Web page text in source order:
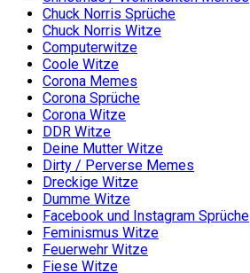
Chuck Norris Sprüche
Chuck Norris Witze
Computerwitze
Coole Witze
Corona Memes
Corona Sprüche
Corona Witze
DDR Witze
Deine Mutter Witze
Dirty / Perverse Memes
Dreckige Witze
Dumme Witze
Facebook und Instagram Sprüche
Feminismus Witze
Feuerwehr Witze
Fiese Witze